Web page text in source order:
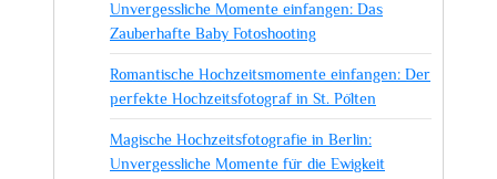
in
jedem
Unvergessliche Momente einfangen: Das
Zauberhafte Baby Fotoshooting
Romantische Hochzeitsmomente einfangen: Der
perfekte Hochzeitsfotograf in St. Pölten
Magische Hochzeitsfotografie in Berlin:
Unvergessliche Momente für die Ewigkeit